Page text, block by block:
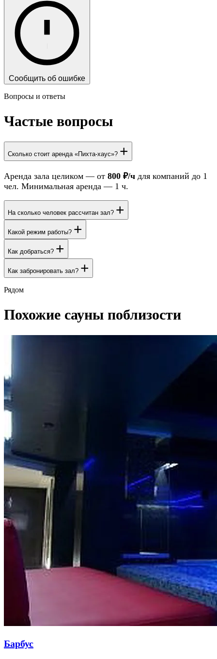
Сообщить об ошибке
Вопросы и ответы
Частые вопросы
Сколько стоит аренда «Пихта-хаус»? +
Аренда зала целиком — от 800 ₽/ч для компаний до 1
чел. Минимальная аренда — 1 ч.
На сколько человек рассчитан зал? +
Какой режим работы? +
Как добраться? +
Как забронировать зал? +
Рядом
Похожие сауны поблизости
Барбус